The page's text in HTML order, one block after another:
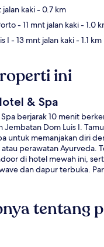
kaki- 0.7 km
- 11 mnt jalan kaki- 1.0
I - 13 mnt jalan kaki- 1.1 km
ini
& Spa
berjarak 10 menit
Jembatan Dom Luis I.
untuk memanjakan diri
perawatan Ayurveda.
di hotel mewah ini,
dan dapur terbuka.
tentang